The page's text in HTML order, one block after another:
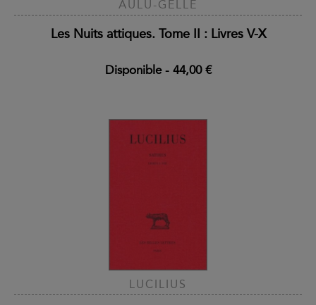
AULU-GELLE
Les Nuits attiques. Tome II : Livres V-X
Disponible- 44,00 €
LUCILIUS